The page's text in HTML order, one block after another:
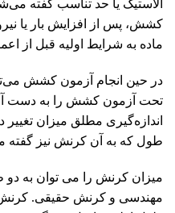
الاستیک یا حد تناسب گفته
کشش، پس از افزایش بار یا
ماده به شرایط اولیه قبل از
در حین انجام آزمون کشش
تحت آزمون کشش را به دست
اندازه‌گیری مطلق میزان تغییر
طول که به آن کرنش نیز گفته
میزان کرنش را می توان به
مهندسی و کرنش حقیقی.